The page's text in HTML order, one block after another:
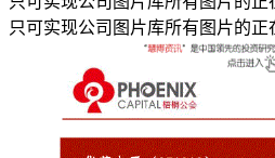
只可实现公司图片库所有图片的正